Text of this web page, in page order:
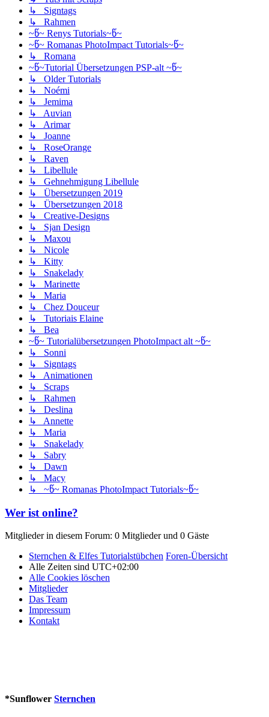
↳ Signtags
↳ Rahmen
~წ~ Renys Tutorials~წ~
~წ~ Romanas PhotoImpact Tutorials~წ~
↳ Romana
~წ~Tutorial Übersetzungen PSP-alt ~წ~
↳ Older Tutorials
↳ Noémi
↳ Jemima
↳ Auvian
↳ Arimar
↳ Joanne
↳ RoseOrange
↳ Raven
↳ Libellule
↳ Gehnehmigung Libellule
↳ Übersetzungen 2019
↳ Übersetzungen 2018
↳ Creative-Designs
↳ Sjan Design
↳ Maxou
↳ Nicole
↳ Kitty
↳ Snakelady
↳ Marinette
↳ Maria
↳ Chez Douceur
↳ Tutoriais Elaine
↳ Bea
~წ~ Tutorialübersetzungen PhotoImpact alt ~წ~
↳ Sonni
↳ Signtags
↳ Animationen
↳ Scraps
↳ Rahmen
↳ Deslina
↳ Annette
↳ Maria
↳ Snakelady
↳ Sabry
↳ Dawn
↳ Macy
↳ ~წ~ Romanas PhotoImpact Tutorials~წ~
Wer ist online?
Mitglieder in diesem Forum: 0 Mitglieder und 0 Gäste
Sternchen & Elfes Tutorialstübchen Foren-Übersicht
Alle Zeiten sind UTC+02:00
Alle Cookies löschen
Mitglieder
Das Team
Impressum
Kontakt
*Sunflower Sternchen